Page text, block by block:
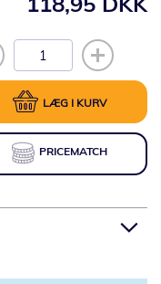
LÆG I KURV
PRICEMATCH